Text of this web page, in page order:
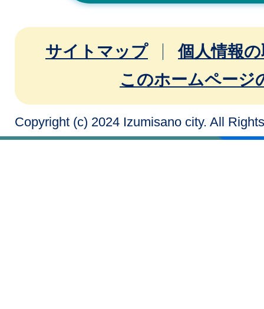
サイトマップ
個人情報
このホームページ
Copyright (c) 2024 Izumisano city. All